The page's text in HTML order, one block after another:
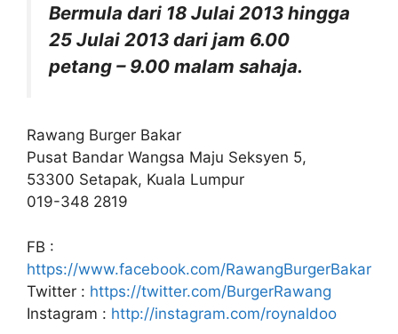
Bermula dari 18 Julai 2013 hingga
25 Julai 2013 dari jam 6.00
petang – 9.00 malam sahaja.
Rawang Burger Bakar
Pusat Bandar Wangsa Maju Seksyen 5,
53300 Setapak, Kuala Lumpur
019-348 2819
FB :
https://www.facebook.com/RawangBurgerBakar
Twitter : https://twitter.com/BurgerRawang
Instagram : http://instagram.com/roynaldoo